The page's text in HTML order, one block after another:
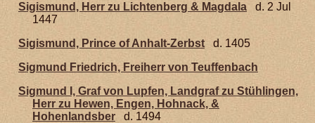
Sigismund, Herr zu Lichtenberg & Magdala
d. 2 Jul
1447
Sigismund, Prince of Anhalt-Zerbst
d. 1405
Sigmund Friedrich, Freiherr von Teuffenbach
Sigmund I, Graf von Lupfen, Landgraf zu Stühlingen,
Herr zu Hewen, Engen, Hohnack, &
Hohenlandsber
d. 1494